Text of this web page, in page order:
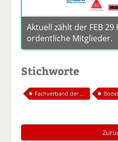
Aktuell zählt der FEB
ordentliche Mitglieder.
Stichworte
Fachverband der ...